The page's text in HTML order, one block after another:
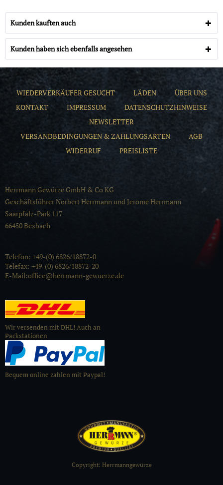
Kunden kauften auch
Kunden haben sich ebenfalls angesehen
WIEDERVERKÄUFER GESUCHT LÄDEN
ÜBER UNS
KONTAKT
IMPRESSUM
DATENSCHUTZHINWEISE
NEWSLETTER
VERSANDBEDINGUNGEN & ZAHLUNGSARTEN
AGB
WIDERRUF
PREISLISTE
Herrmann Gewürze GmbH & Co KG
Geschäftsführer Norbert Herrmann und Jerome Herrmann
Saarpfalz-Park 117
66450 Bexbach
Telefon: +49-(0) 6826/18872-0
Telefax: +49-(0) 6826/18872-20
E-Mail:office@herrmann-gewuerze.de
Wir versenden mit DHL! Auch an
Packstationen
Bequem online zahlen mit Paypal!
Copyright: Herrmanngewürze